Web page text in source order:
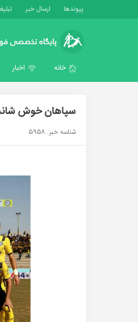
پیوندها ارسال خبر
خانه اخبار
سپاهان خوش
شناسه خبر: 5958